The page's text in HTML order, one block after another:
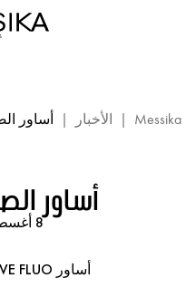
Messika
| الأخبار | أساور
أساور
8 أغسطس 2022
أساور MY MOVE FLUO من الجلد